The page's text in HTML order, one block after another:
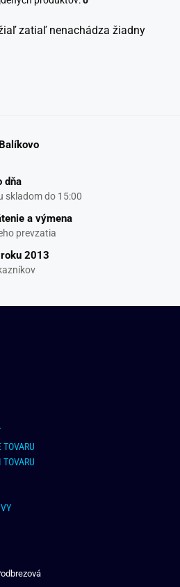
zatiaľ nenachádza žiadny
dňa
skladom do 15:00
a výmena
prevzatia
2013